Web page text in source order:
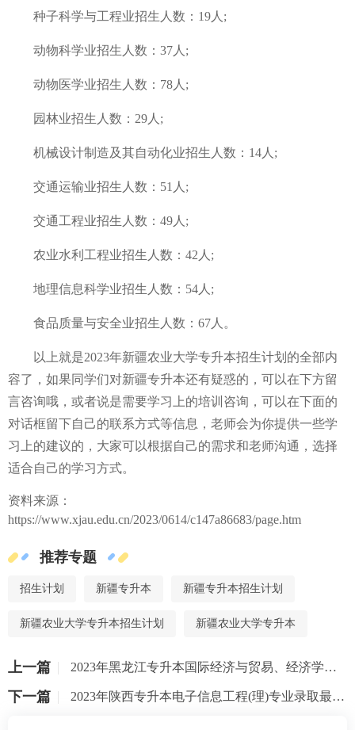
种子科学与工程业招生人数：19人;
动物科学业招生人数：37人;
动物医学业招生人数：78人;
园林业招生人数：29人;
机械设计制造及其自动化业招生人数：14人;
交通运输业招生人数：51人;
交通工程业招生人数：49人;
农业水利工程业招生人数：42人;
地理信息科学业招生人数：54人;
食品质量与安全业招生人数：67人。
以上就是2023年新疆农业大学专升本招生计划的全部内
容了，如果同学们对新疆专升本还有疑惑的，可以在下方留
言咨询哦，或者说是需要学习上的培训咨询，可以在下面的
对话框留下自己的联系方式等信息，老师会为你提供一些学
习上的建议的，大家可以根据自己的需求和老师沟通，选择
适合自己的学习方式。
资料来源：
https://www.xjau.edu.cn/2023/0614/c147a86683/page.htm
推荐专题
招生计划 新疆专升本 新疆专升本招生计划
新疆农业大学专升本招生计划 新疆农业大学专升本
上一篇 2023年黑龙江专升本国际经济与贸易、经济学专业录取分数是多少？
下一篇 2023年陕西专升本电子信息工程(理)专业录取最低分